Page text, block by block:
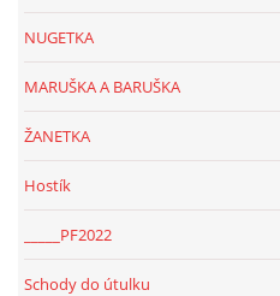
NUGETKA
MARUŠKA A BARUŠKA
ŽANETKA
Hostík
_____PF2022
Schody do útulku